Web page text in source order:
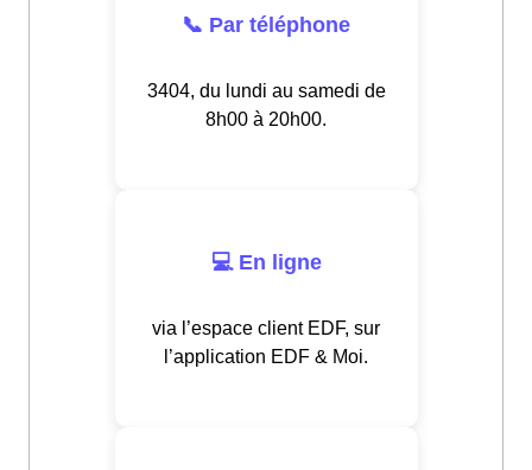
📞 Par téléphone
3404, du lundi au samedi de
8h00 à 20h00.
💻 En ligne
via l’espace client EDF, sur
l’application EDF & Moi.